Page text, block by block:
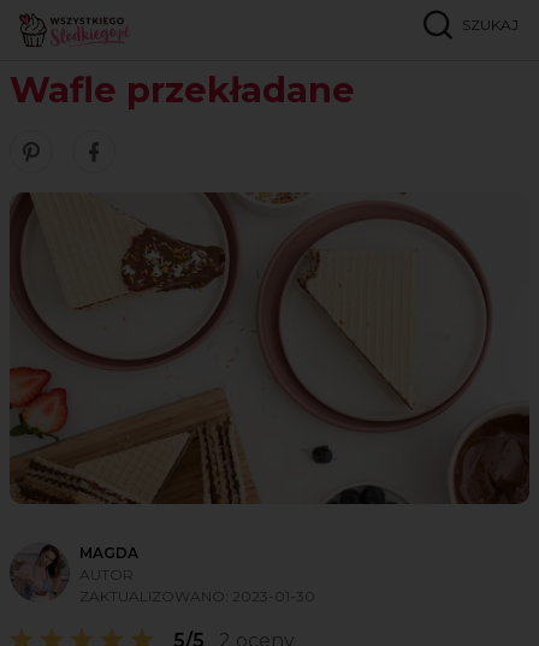
SZUKAJ
Strona główna Wafle przekładane
Wafle przekładane
Zobacz nasze piny w serwisie Pinterest
Udostępnij ten przepis w serwisie Facebook
MAGDA
AUTOR
ZAKTUALIZOWANO: 2023-01-30
5/5 2 oceny